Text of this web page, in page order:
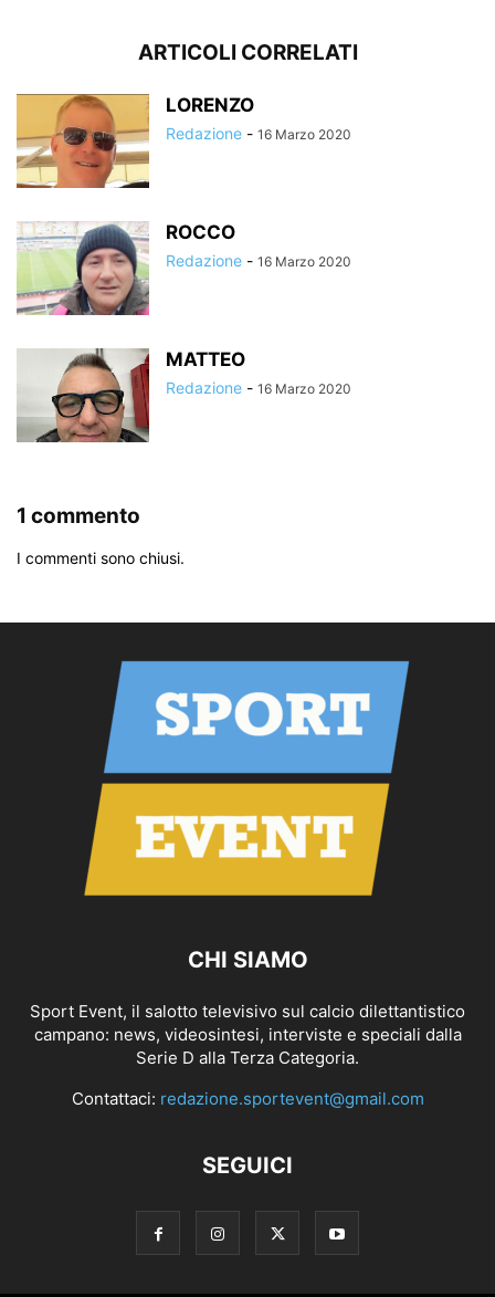
ARTICOLI CORRELATI
LORENZO
Redazione - 16 Marzo 2020
ROCCO
Redazione - 16 Marzo 2020
MATTEO
Redazione - 16 Marzo 2020
1 commento
I commenti sono chiusi.
CHI SIAMO
Sport Event, il salotto televisivo sul calcio dilettantistico
campano: news, videosintesi, interviste e speciali dalla
Serie D alla Terza Categoria.
Contattaci: redazione.sportevent@gmail.com
SEGUICI